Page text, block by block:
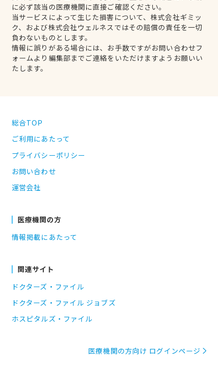
に必ず該当の医療機関に直接ご確認ください。
当サービスによって生じた損害について、株式会社ギミッ
ク、および株式会社ウェルネスではその賠償の責任を一切
負わないものとします。
情報に誤りがある場合には、お手数ですがお問い合わせフ
ォームより編集部までご連絡をいただけますようお願いい
たします。
総合TOP
ご利用にあたって
プライバシーポリシー
お問い合わせ
運営会社
医療機関の方
情報掲載にあたって
関連サイト
ドクターズ・ファイル
ドクターズ・ファイル ジョブズ
ホスピタルズ・ファイル
医療機関の方向け ログインページ